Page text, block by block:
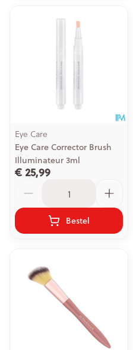
Eye Care
Eye Care Corrector Brush
Illuminateur 3ml
€ 25,99
Bestel